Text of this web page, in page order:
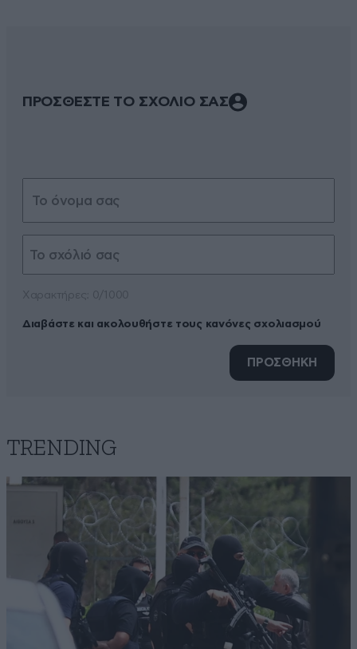
ΠΡΟΣΘΕΣΤΕ ΤΟ ΣΧΟΛΙΟ ΣΑΣ
Διαβάστε και ακολουθήστε τους κανόνες σχολιασμού
ΠΡΟΣΘΗΚΗ
TRENDING